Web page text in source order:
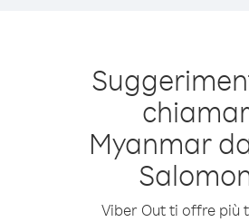
Myanmar
Viber Out ti offre più